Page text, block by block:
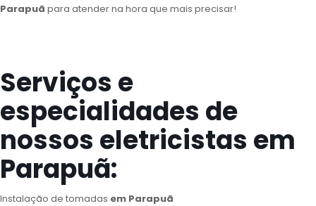
Parapuã para atender na hora que mais precisar!
Serviços e
especialidades de
nossos eletricistas em
Parapuã:
Instalação de tomadas em Parapuã